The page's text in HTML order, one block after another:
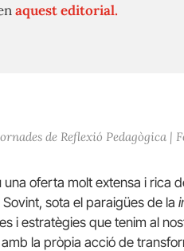
aquest editorial.
de Reflexió Pedagògica |
oferta molt extensa i rica
sota el paraigües de la
i estratègies que tenim al
la pròpia acció de